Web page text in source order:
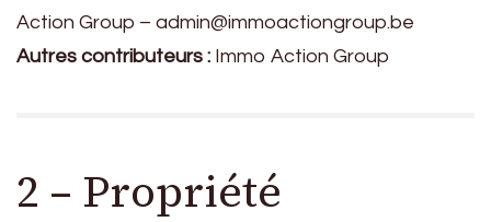
Action Group – admin@immoactiongroup.be
Autres contributeurs : Immo Action Group
2 – Propriété